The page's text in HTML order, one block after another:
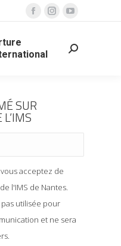
SUR
acceptez de
l'IMS de Nantes.
utilisée pour
et ne sera